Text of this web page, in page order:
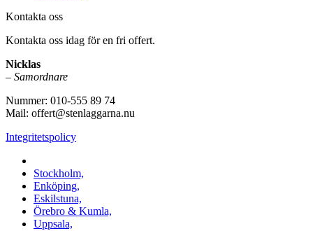
Kontakta oss
Kontakta oss idag för en fri offert.
Nicklas
– Samordnare
Nummer: 010-555 89 74
Mail: offert@stenlaggarna.nu
Integritetspolicy
Stockholm,
Enköping,
Eskilstuna,
Örebro & Kumla,
Uppsala,